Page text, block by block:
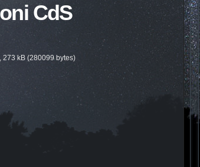
CdS
kB (280099 bytes)